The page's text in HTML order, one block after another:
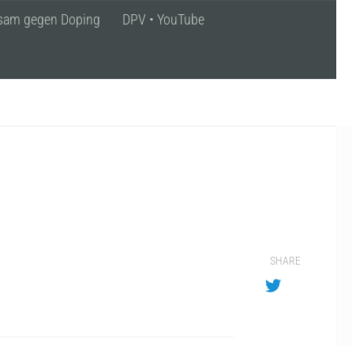
gegen Doping DPV • YouTube
SHARE